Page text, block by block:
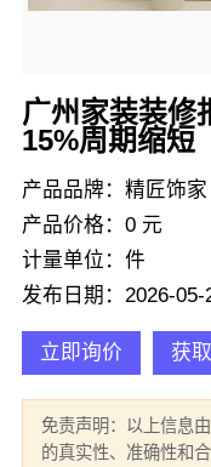
广州家装装修
15%周期缩短
产品品牌：精匠饰家
产品价格：0 元
计量单位：件
发布日期：2026-05-
立即询价 获
免责声明：以上信息
的真实性、准确性和